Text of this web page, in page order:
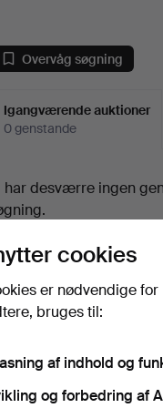
Overvåg søgning
Igangværende auktioner
0 genstande
har desværre ingen
på“Overvåg søgning”
mail, så snart vi får
der matcher
cookies
er nødvendige
bruges til:
af indhold og
og forbedring af